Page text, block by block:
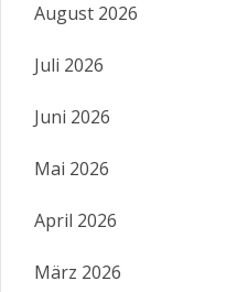
August 2026
Juli 2026
Juni 2026
Mai 2026
April 2026
März 2026